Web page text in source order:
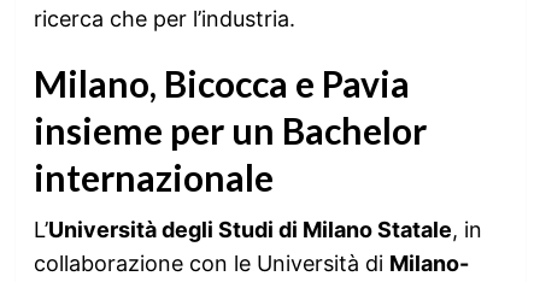
ricerca che per l’industria.
Milano, Bicocca e Pavia
insieme per un Bachelor
internazionale
L’Università degli Studi di Milano Statale, in
collaborazione con le Università di Milano-